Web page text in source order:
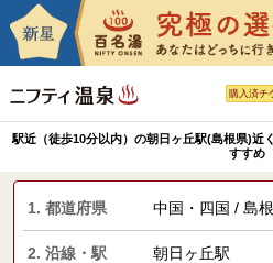
購入済チ
駅近（徒歩10分以内）の朝日ヶ丘駅(島根県)近
すすめ
1. 都道府県 中国・四国 / 島
2. 沿線・駅 朝日ヶ丘駅